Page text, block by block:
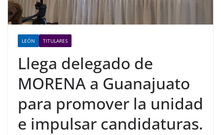
LEÓN TITULARES
Llega delegado de
MORENA a Guanajuato
para promover la unidad
e impulsar candidaturas.